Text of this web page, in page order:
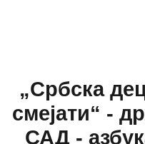
„Србска
смејати“ -
САД -